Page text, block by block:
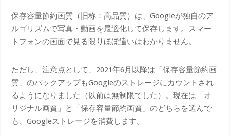
保存容量節約画質（旧称：高品質）は、Googleが独自のア
ルゴリズムで写真・動画を最適化して保存します。スマー
トフォンの画面で見る限りほぼ違いはわかりません。
ただし、注意点として、2021年6月以降は「保存容量節約画
質」のバックアップもGoogleのストレージにカウントされ
るようになりました（以前は無制限でした）。現在は「オ
リジナル画質」と「保存容量節約画質」のどちらを選んで
も、Googleストレージを消費します。